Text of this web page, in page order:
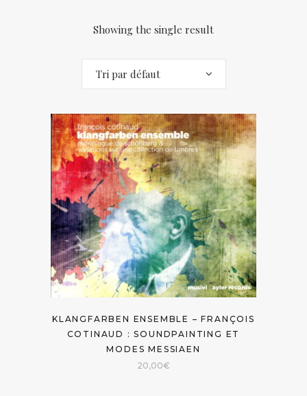
Showing the single result
Tri par défaut
KLANGFARBEN ENSEMBLE – FRANÇOIS
COTINAUD : SOUNDPAINTING ET
MODES MESSIAEN
20,00€